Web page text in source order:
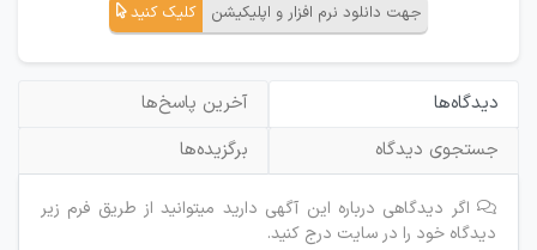
جهت دانلود نرم افزار و اپلیکیشن کلیک کنید
دیدگاه‌ها
آخرین پاسخ‌ها
جستجوی دیدگاه
برگزیده‌ها
اگر دیدگاهی درباره این آگهی دارید میتوانید از طریق فرم زیر
دیدگاه خود را در سایت درج کنید.